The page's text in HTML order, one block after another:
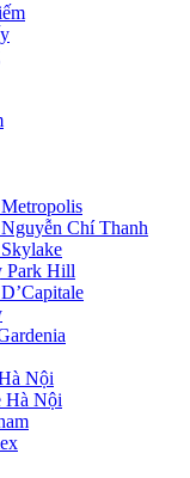
Chí Thanh
Park Hill
Nội
Hà Nội